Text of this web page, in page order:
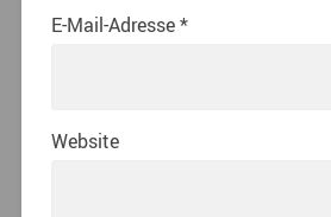
E-Mail-Adresse*
Website